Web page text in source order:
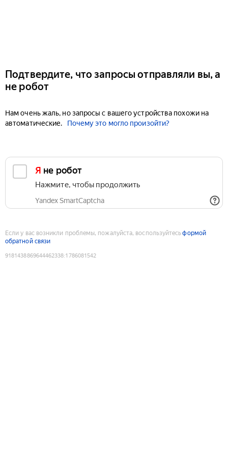
Подтвердите, что запросы отправляли вы, а
не робот
Нам очень жаль, но запросы с вашего устройства похожи на
автоматические.
Почему это могло произойти?
Я не робот
Нажмите, чтобы продолжить
Yandex SmartCaptcha
Если у вас возникли проблемы, пожалуйста, воспользуйтесьформой
обратной связи
9181438869644462338:1786081542